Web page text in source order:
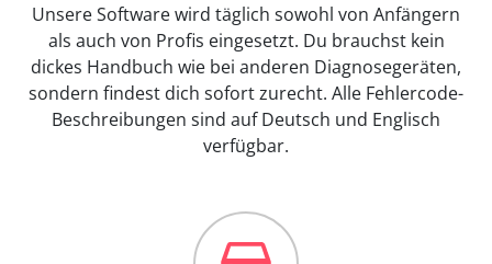
Unsere Software wird täglich sowohl von Anfängern
als auch von Profis eingesetzt. Du brauchst kein
dickes Handbuch wie bei anderen Diagnosegeräten,
sondern findest dich sofort zurecht. Alle Fehlercode-
Beschreibungen sind auf Deutsch und Englisch
verfügbar.